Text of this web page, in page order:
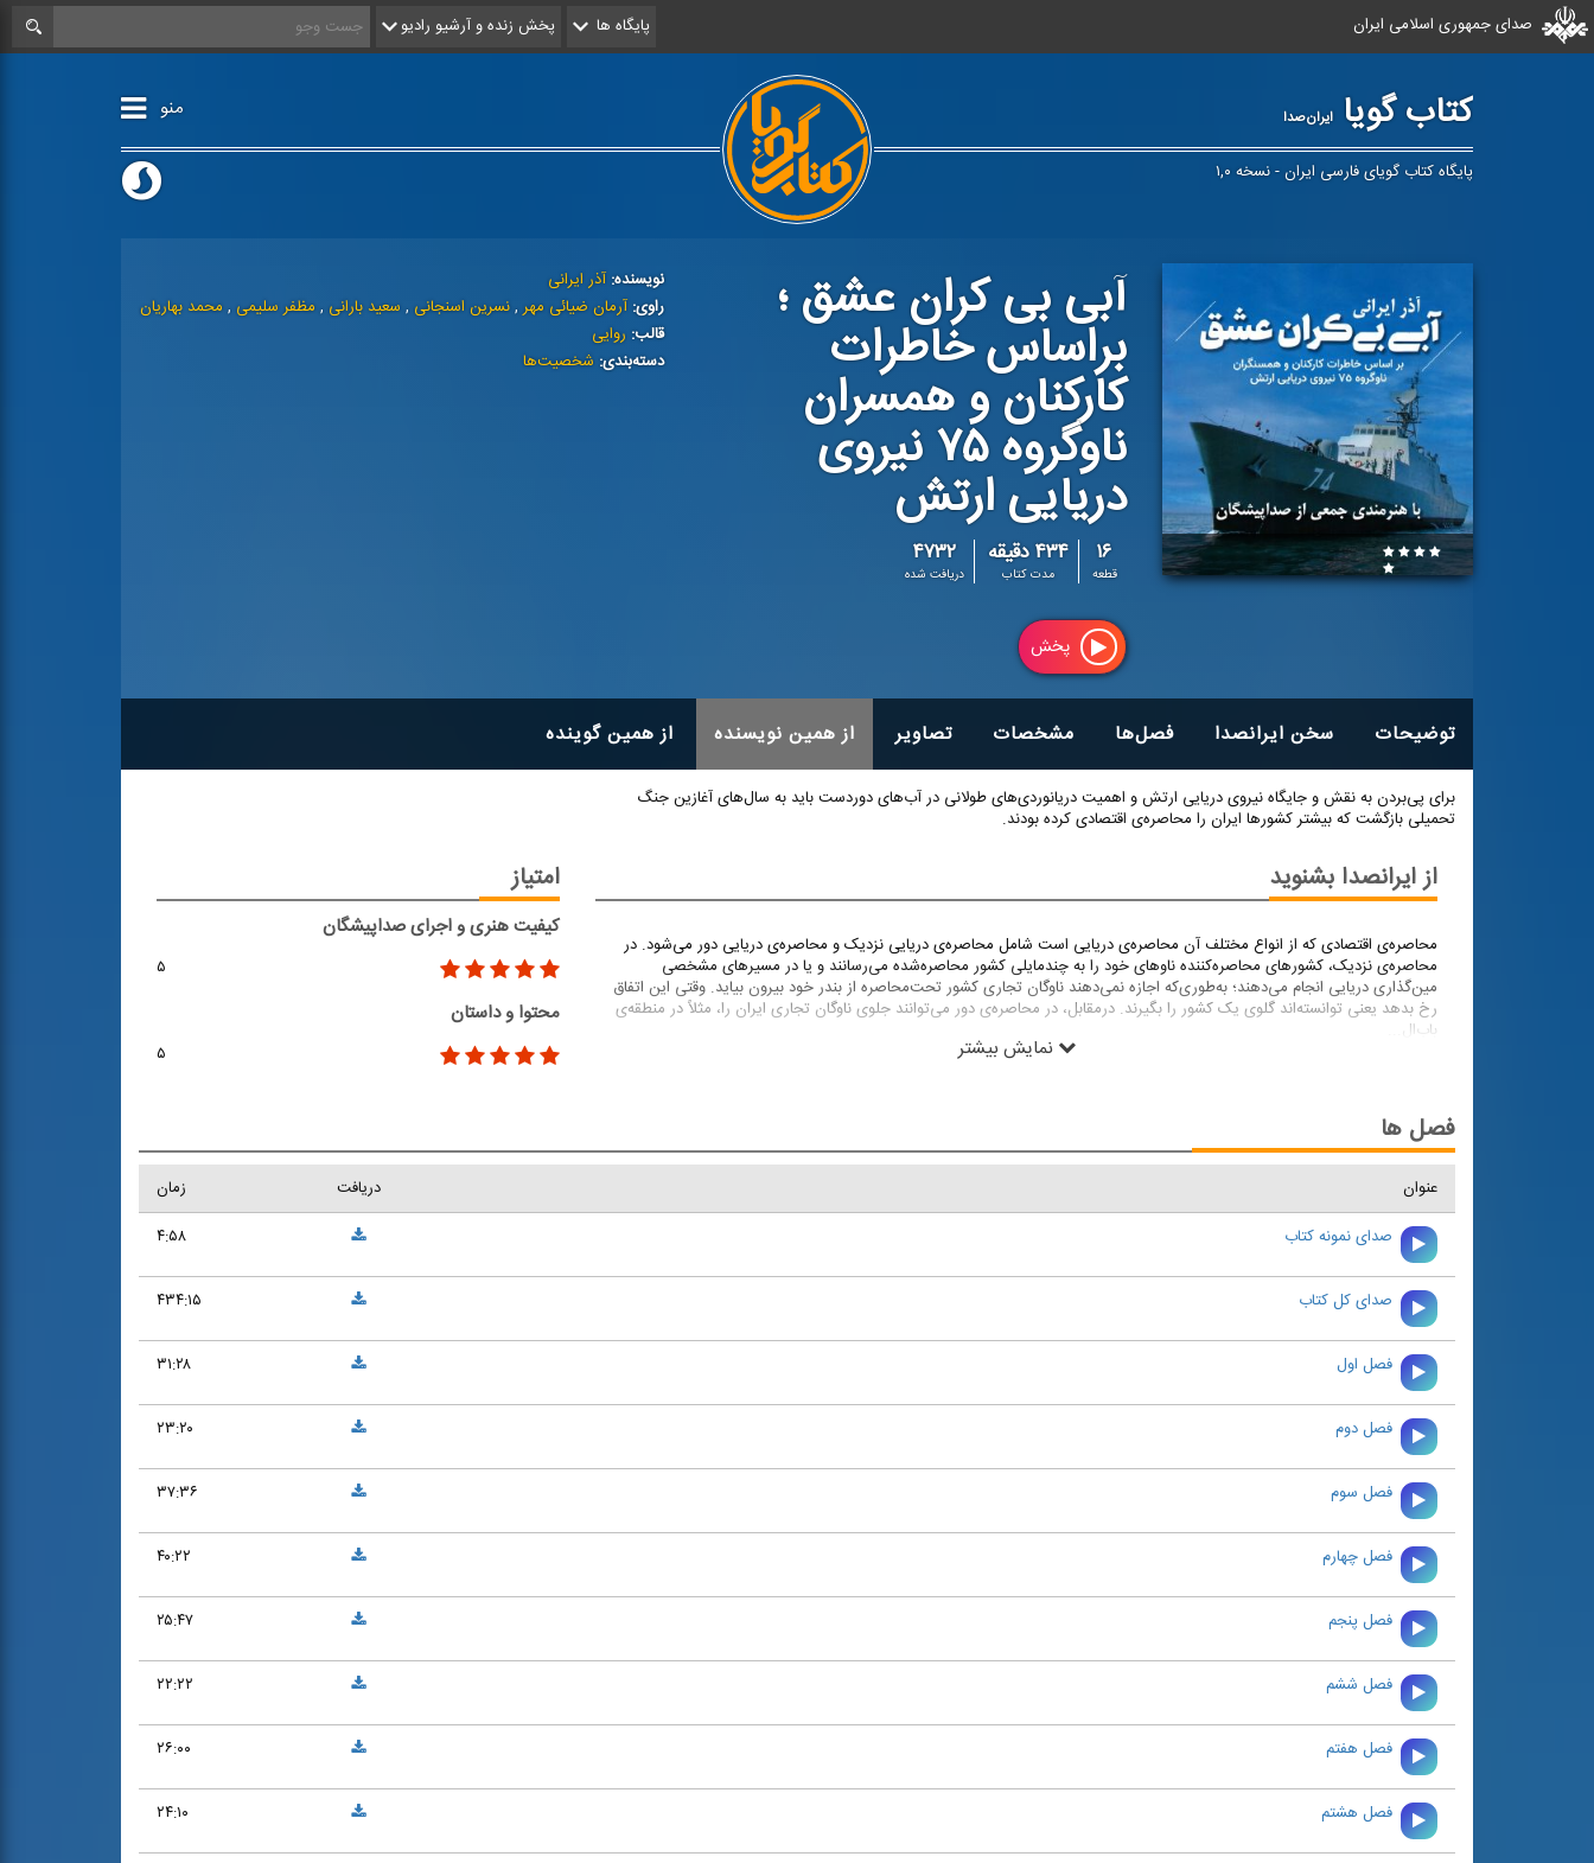
صدای جمهوری اسلامی ایران پایگاه ها پخش زنده و آرشیو رادیو
کتاب گویا ایران‌صدا منو
پایگاه کتاب گویای فارسی ایران - نسخه ۱,۰
آبی‌ بی‌ کران عشق ؛
براساس خاطرات
کارکنان‌ و همسران
ناو‌گروه ۷۵ نیروی
دریایی ارتش
۱۶
قطعه
۴۳۴ دقیقه
مدت کتاب
۴۷۳۲
دریافت شده
پخش
نویسنده:آذر ایرانی
راوی: آرمان ضیائی مهر ,نسرین اسنجانی , سعید بارانی ,مظفر سلیمی ,محمد بهاریان
قالب: روایی
دسته‌بندی: شخصیت‌ها
توضیحات سخن ایرانصدا فصل‌ها مشخصات تصاویر از همین نویسنده از همین گوینده
برای پی‌بردن به نقش و جایگاه نیروی دریایی ارتش و اهمیت دریانوردی‌های طولانی در آب‌های دوردست باید به سال‌های آغازین‌ جنگ
تحمیلی بازگشت که بیشتر کشورها ایران را محاصره‌ی اقتصادی کرده بودند.
از ایرانصدا بشنوید
محاصره‌ی اقتصادی که از انواع مختلف آن محاصره‌ی دریایی است شامل محاصره‌ی دریایی نزدیک و محاصره‌ی دریایی دور می‌شود. در
محاصره‌ی نزدیک، کشورهای محاصره‌کننده ناوهای خود را به چندمایلی کشور محاصره‌شده می‌رسانند و یا در مسیرهای مشخصی
مین‌گذاری دریایی انجام می‌دهند؛ به‌طوری‌که اجازه نمی‌دهند ناوگان تجاری کشور تحت‌محاصره از بندر خود بیرون بیاید. وقتی این اتفاق
رخ بدهد یعنی توانسته‌اند گلوی یک کشور را بگیرند. درمقابل، در محاصره‌ی دور می‌توانند جلوی ناوگان تجاری ایران را، مثلاً در منطقه‌ی
باب‌ال
نمایش بیشتر
امتیاز
کیفیت هنری و اجرای صداپیشگان
۵
محتوا و داستان
۵
فصل ها
عنوان زمان
دریافت
صدای نمونه کتاب
۴:۵۸
صدای کل کتاب ۴۳۴:۱۵
فصل اول ۳۱:۲۸
فصل دوم ۲۳:۲۰
فصل سوم ۳۷:۳۶
فصل چهارم ۴۰:۲۲
فصل پنجم ۲۵:۴۷
فصل ششم ۲۲:۲۲
فصل هفتم ۲۶:۰۰
فصل هشتم ۲۴:۱۰